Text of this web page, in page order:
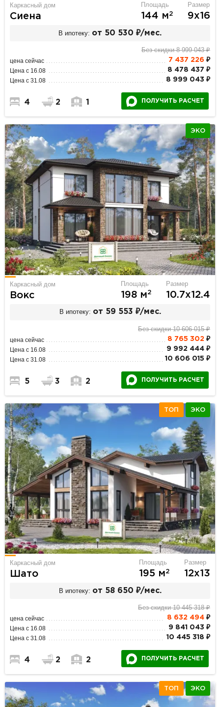
Каркасный дом
Сиена
Площадь
144 м2
Размер
9х16
В ипотеку: от 50 530 ₽/мес.
Без скидки 8 999 043 ₽
цена сейчас 7 437 226 ₽
Цена с 16.08 8 478 437 ₽
Цена с 31.08 8 999 043 ₽
4 2 1 ПОЛУЧИТЬ РАСЧЕТ
ЭКО
Каркасный дом
Вокс
Площадь
198 м2
Размер
10.7х12.4
В ипотеку: от 59 553 ₽/мес.
Без скидки 10 606 015 ₽
цена сейчас 8 765 302 ₽
Цена с 16.08 9 992 444 ₽
Цена с 31.08 10 606 015 ₽
5 3 2 ПОЛУЧИТЬ РАСЧЕТ
ТОП ЭКО
Каркасный дом
Шато
Площадь
195 м2
Размер
12х13
В ипотеку: от 58 650 ₽/мес.
Без скидки 10 445 318 ₽
цена сейчас 8 632 494₽
Цена с 16.08 9 841 043 ₽
Цена с 31.08 10 445 318 ₽
4 2 2 ПОЛУЧИТЬ РАСЧЕТ
ТОП ЭКО